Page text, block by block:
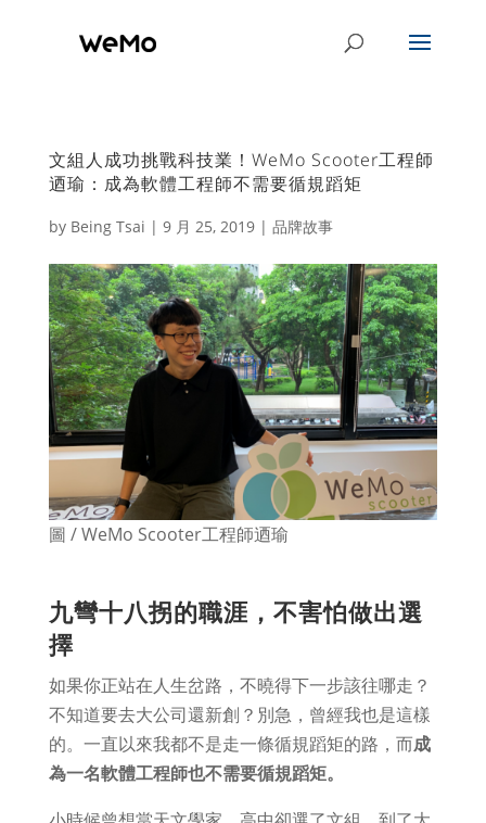
文組人成功挑戰科技業！WeMo Scooter工程師
迺瑜：成為軟體工程師不需要循規蹈矩
by Being Tsai | 9 月 25, 2019| 品牌故事
圖 / WeMo Scooter工程師迺瑜
九彎十八拐的職涯，不害怕做出選
擇
如果你正站在人生岔路，不曉得下一步該往哪走？
不知道要去大公司還新創？別急，曾經我也是這樣
的。一直以來我都不是走一條循規蹈矩的路，而成
為一名軟體工程師也不需要循規蹈矩。